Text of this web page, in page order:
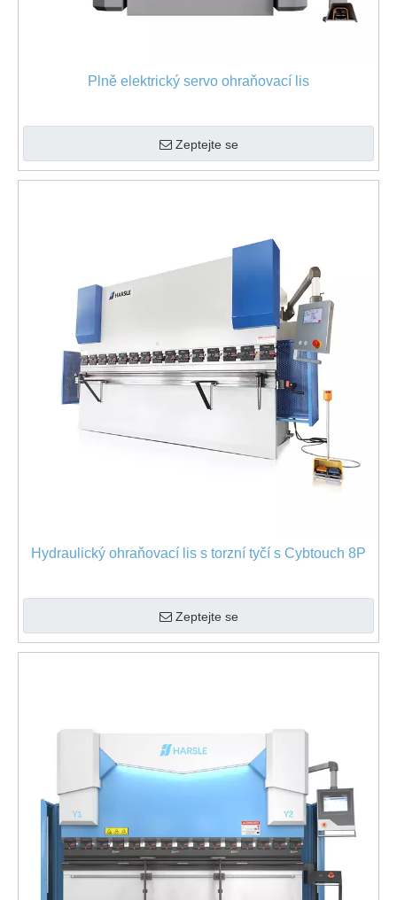
Plně elektrický servo ohraňovací lis
Zeptejte se
Hydraulický ohraňovací lis s torzní tyčí s Cybtouch 8P
Zeptejte se